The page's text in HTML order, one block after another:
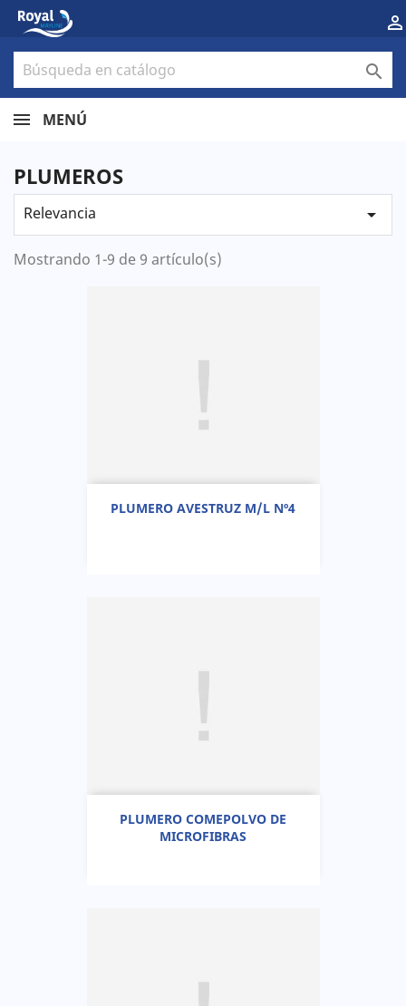


MENÚ
PLUMEROS
Relevancia 
Mostrando 1-9 de 9 artículo(s)
PLUMERO AVESTRUZ M/L Nº4
PLUMERO COMEPOLVO DE
MICROFIBRAS